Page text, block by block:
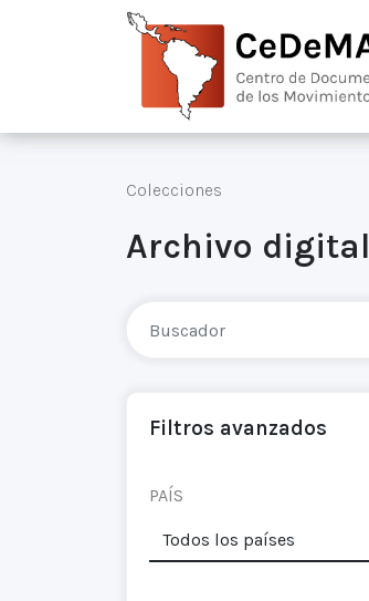
Colecciones
Archivo digital
Filtros avanzados
PAÍS